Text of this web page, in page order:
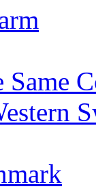
Same